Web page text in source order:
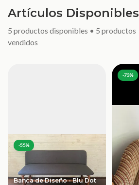
Artículos Disponibles
5 productos disponibles • 5 productos
vendidos
-55%
Banca de Diseño - Blu Dot
-73%